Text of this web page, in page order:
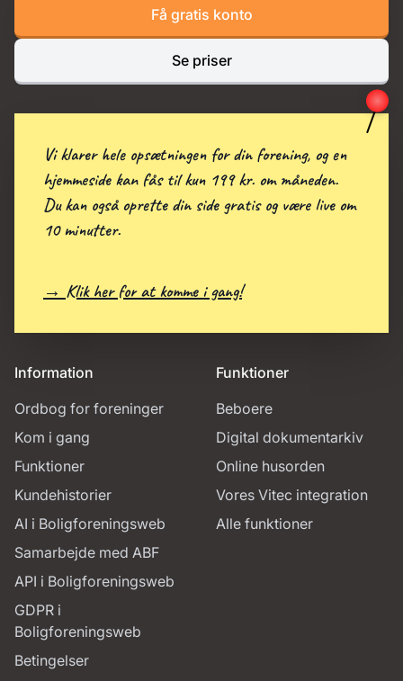
Få gratis konto
Se priser
Information
Ordbog for foreninger
Kom i gang
Funktioner
Kundehistorier
AI i Boligforeningsweb
Samarbejde med ABF
API i Boligforeningsweb
GDPR i
Boligforeningsweb
Betingelser
Funktioner
Beboere
Digital dokumentarkiv
Online husorden
Vores Vitec integration
Alle funktioner
Vi klarer hele opsætningen for din forening, og en
hjemmeside kan fås til kun 199 kr. om måneden.
Du kan også oprette din side gratis og være live om
10 minutter.
→ Klik her for at komme i gang!